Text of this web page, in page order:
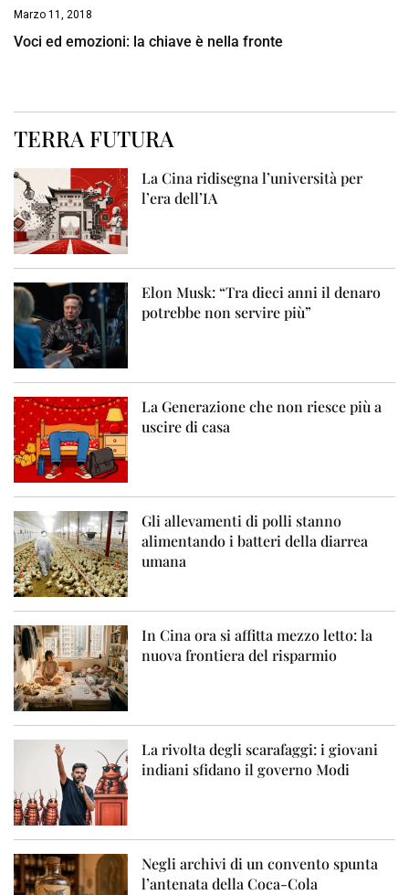
Marzo 11, 2018
Voci ed emozioni: la chiave è nella fronte
TERRA FUTURA
La Cina ridisegna l’università per
l’era dell’IA
Elon Musk: “Tra dieci anni il denaro
potrebbe non servire più”
La Generazione che non riesce più a
uscire di casa
Gli allevamenti di polli stanno
alimentando i batteri della diarrea
umana
In Cina ora si affitta mezzo letto: la
nuova frontiera del risparmio
La rivolta degli scarafaggi: i giovani
indiani sfidano il governo Modi
Negli archivi di un convento spunta
l’antenata della Coca-Cola